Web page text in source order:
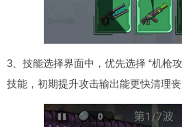
3、技能选择界面中，优先选择 “机枪
技能，初期提升攻击输出能更快清理丧